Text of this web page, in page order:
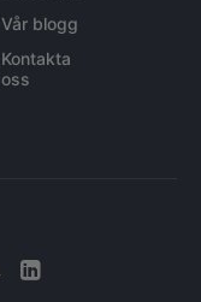
Vår blogg
Kontakta
oss